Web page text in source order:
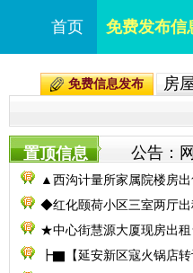
首页 免费发布信
免费信息发布 房
置顶信息 公告：
▲西沟计量所家属院楼房出
◆红化颐荷小区三室两厅出
★中心街慧源大厦现房出
┣▇【延安新区寇火锅店转